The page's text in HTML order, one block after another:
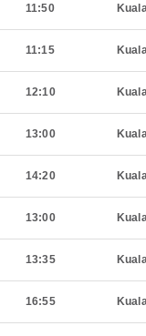
11:50
11:15
12:10
13:00
14:20
13:00
13:35
16:55